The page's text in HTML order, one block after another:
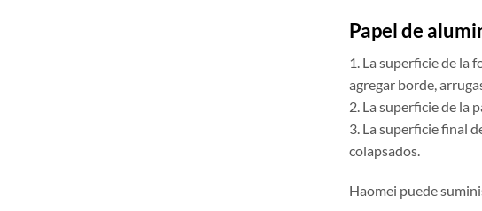
Papel de
1. La superficie de la
agregar borde,
2. La superficie de la
3. La superficie final
colapsados.
Haomei puede